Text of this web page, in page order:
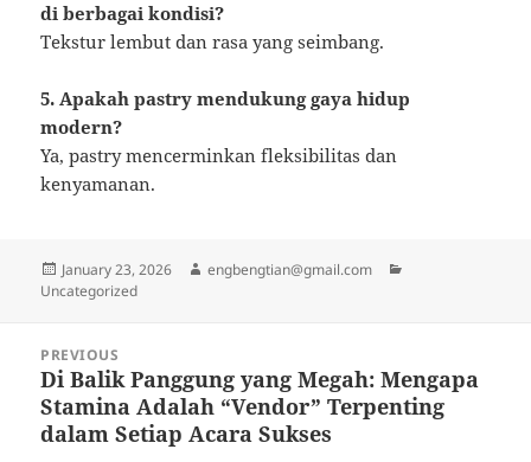
di berbagai kondisi?
Tekstur lembut dan rasa yang seimbang.
5. Apakah pastry mendukung gaya hidup
modern?
Ya, pastry mencerminkan fleksibilitas dan
kenyamanan.
Posted
on
January 23, 2026 Author
engbengtian@gmail.com
Uncategorized
navigation
PREVIOUS
Previous
post:
Di Balik Panggung yang Megah: Mengapa
Stamina Adalah “Vendor” Terpenting
dalam Setiap Acara Sukses